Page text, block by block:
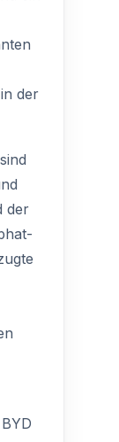
der
der